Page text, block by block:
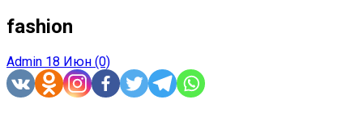
fashion
Admin 18 Июн (0)